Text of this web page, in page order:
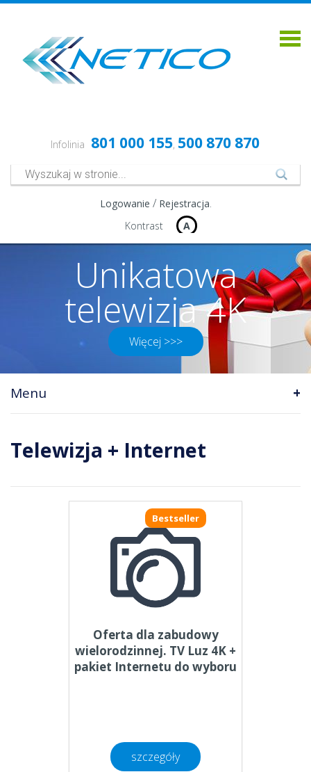
Infolinia 801 000 155, 500 870 870
Logowanie / Rejestracja.
Kontrast A
Unikatowa
telewizja 4K
Więcej >>>
Menu
Telewizja + Internet
Bestseller
Oferta dla zabudowy
wielorodzinnej. TV Luz 4K +
pakiet Internetu do wyboru
szczegóły